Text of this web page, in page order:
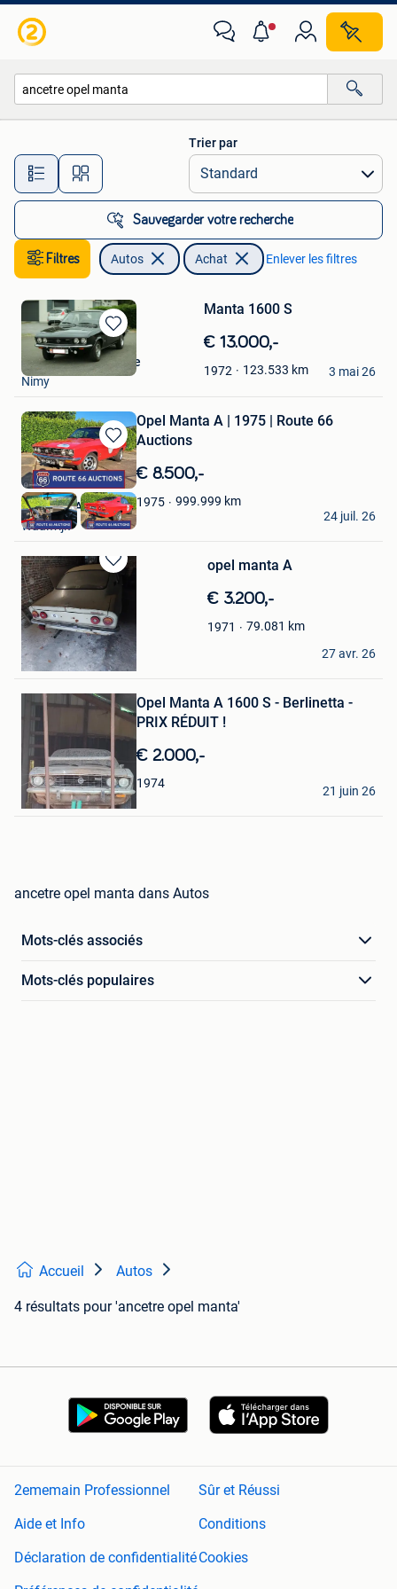
Toutes les distances…
Trier par
Sauvegarder votre recherche
Filtres Autos Achat Enlever les filtres
Sauvegarder
dans
Mes
Manta 1600 S
€ 13.000,-
1972 123.533 km
Nicolas Delacenserie
Nimy
3 mai 26
Sauvegarder
dans
Mes
Favoris
Opel Manta A | 1975 | Route 66
Auctions
€ 8.500,-
1975 999.999 km
Route 66 Auctions
Waalwijk
24 juil. 26
Sauvegarder
dans
Mes
Favoris
opel manta A
€ 3.200,-
1971 79.081 km
mik
Orp-Le-Grand
27 avr. 26
dans
Mes
Favoris
Opel Manta A 1600 S - Berlinetta -
PRIX RÉDUIT !
€ 2.000,-
1974
Swief
Waarschoot
21 juin 26
ancetre opel manta dans Autos
Mots-clés associés
Mots-clés populaires
Accueil Autos
4 résultats pour 'ancetre opel manta'
2ememain Professionnel
Sûr et Réussi
Aide et Info
Conditions
Déclaration de confidentialitéCookies